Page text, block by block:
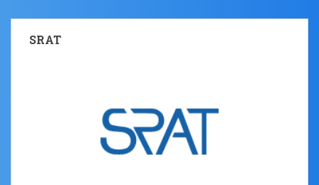
SRAT